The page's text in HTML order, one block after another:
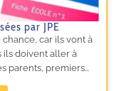
par JPE
car ils vont à
ils doivent aller à
parents, premiers...